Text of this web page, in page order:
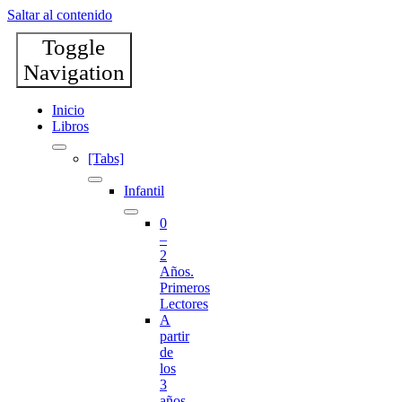
Saltar al contenido
Toggle
Navigation
Inicio
Libros
[Tabs]
Infantil
0
–
2
Años.
Primeros
Lectores
A
partir
de
los
3